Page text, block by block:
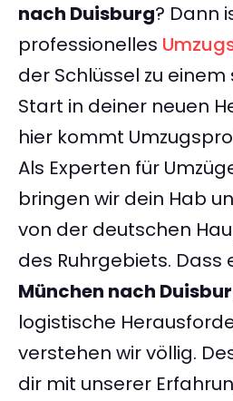
nach Duisburg? Dann
professionelles
der Schlüssel zu
Start in deiner neuen
hier kommt
Als Experten für
bringen wir dein Hab
von der deutschen
des Ruhrgebiets. Dass
München nach
logistische
verstehen wir völlig.
dir mit unserer